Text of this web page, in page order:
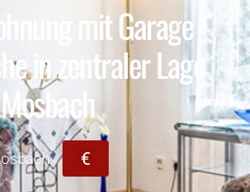
mit Garage
in zentraler Lage
€